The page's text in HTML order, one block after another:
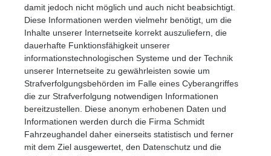
damit jedoch nicht möglich und auch nicht beabsichtigt.
Diese Informationen werden vielmehr benötigt, um die
Inhalte unserer Internetseite korrekt auszuliefern, die
dauerhafte Funktionsfähigkeit unserer
informationstechnologischen Systeme und der Technik
unserer Internetseite zu gewährleisten sowie um
Strafverfolgungsbehörden im Falle eines Cyberangriffes
die zur Strafverfolgung notwendigen Informationen
bereitzustellen. Diese anonym erhobenen Daten und
Informationen werden durch die Firma Schmidt
Fahrzeughandel daher einerseits statistisch und ferner
mit dem Ziel ausgewertet, den Datenschutz und die